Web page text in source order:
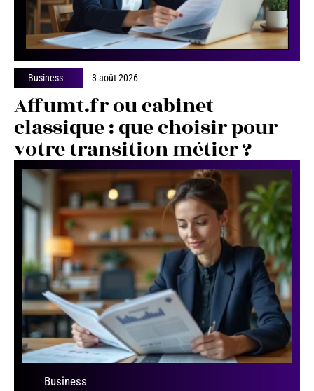
Business 3 août 2026
Affumt.fr ou cabinet
classique : que choisir pour
votre transition métier ?
Business